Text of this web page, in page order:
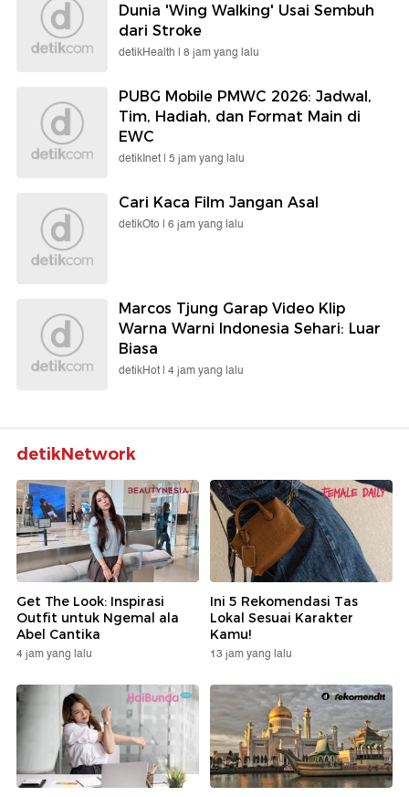
Dunia 'Wing Walking' Usai Sembuh
dari Stroke
detikHealth | 8 jam yang lalu
PUBG Mobile PMWC 2026: Jadwal,
Tim, Hadiah, dan Format Main di
EWC
detikInet | 5 jam yang lalu
Cari Kaca Film Jangan Asal
detikOto | 6 jam yang lalu
Marcos Tjung Garap Video Klip
Warna Warni Indonesia Sehari: Luar
Biasa
detikHot | 4 jam yang lalu
detikNetwork
Get The Look: Inspirasi
Outfit untuk Ngemal ala
Abel Cantika
4 jam yang lalu
Ini 5 Rekomendasi Tas
Lokal Sesuai Karakter
Kamu!
13 jam yang lalu